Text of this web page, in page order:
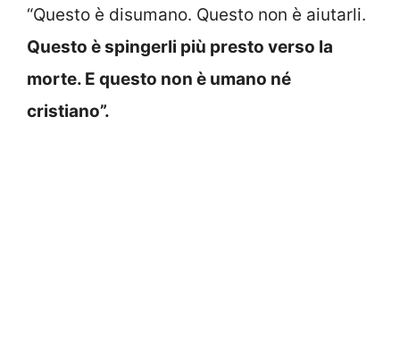
“Questo è disumano. Questo non è aiutarli.
Questo è spingerli più presto verso la
morte. E questo non è umano né
cristiano”.